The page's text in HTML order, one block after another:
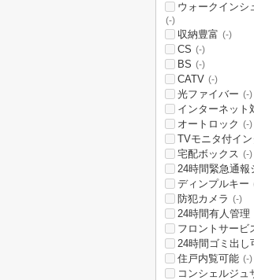
ウォークインシ
(-)
収納豊富 (-)
CS (-)
BS (-)
CATV (-)
光ファイバー (-)
インターネット
オートロック (-)
TVモニタ付イ
宅配ボックス (-)
24時間緊急通報
ディンプルキー
防犯カメラ (-)
24時間有人管理
フロントサービ
24時間ゴミ出し
住戸内覧可能 (-)
コンシェルジュ